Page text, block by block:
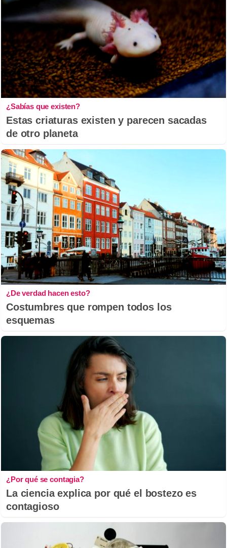
¿Sabías que existen?
Estas criaturas existen y parecen sacadas
de otro planeta
¿De verdad hacen esto?
Costumbres que rompen todos los
esquemas
¿Por qué se contagia?
La ciencia explica por qué el bostezo es
contagioso